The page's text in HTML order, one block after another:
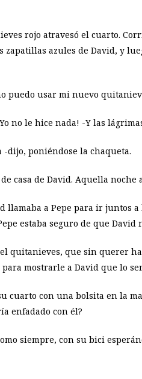
rojo atravesó el cuarto.
zapatillas azules de David, y
puedo usar mi nuevo
no le hice nada! -Y las
-dijo, poniéndose la chaqueta.
casa de David. Aquella
llamaba a Pepe para ir juntos
estaba seguro de que David
quitanieves, que sin querer
mostrarle a David que lo
cuarto con una bolsita en la
enfadado con él?
siempre, con su bici